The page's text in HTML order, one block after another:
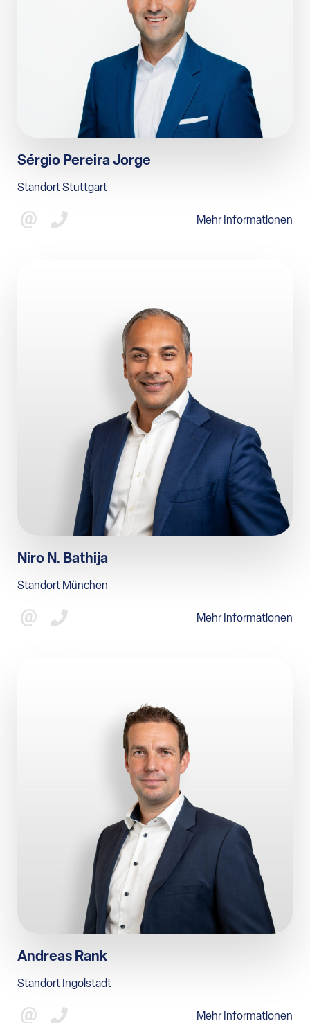
Sérgio Pereira Jorge
Standort Stuttgart
Mehr Informationen
Niro N. Bathija
Standort München
Mehr Informationen
Andreas Rank
Standort Ingolstadt
Mehr Informationen